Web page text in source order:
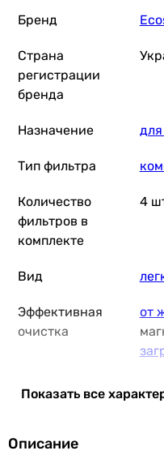
Бренд
Страна
регистрации
бренда
Назначение
Тип фильтра
Количество
фильтров в
комплекте
4
Вид
Эффективная
очистка
от
Подходит
Показать все
Описание